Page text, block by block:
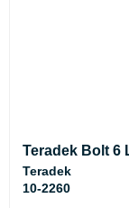
Teradek Bolt 6
Teradek
10-2260